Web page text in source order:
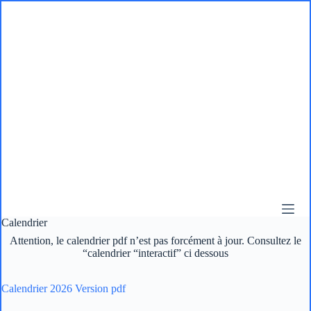
Calendrier
Attention, le calendrier pdf n’est pas forcément à jour. Consultez le
“calendrier “interactif” ci dessous
Calendrier 2026 Version pdf